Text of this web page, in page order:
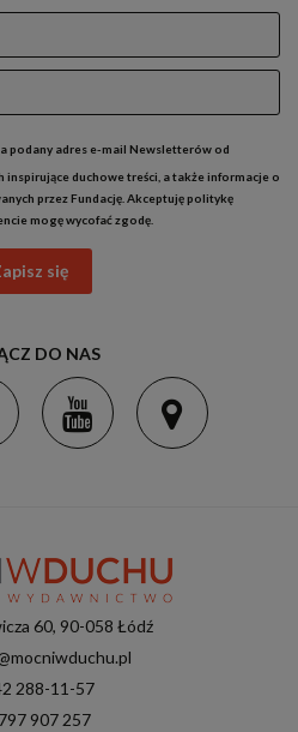
podany adres e-mail Newsletterów od
inspirujące duchowe treści, a także informacje o
przez Fundację. Akceptujępolitykę
mogę wycofać zgodę.
się
DO NAS
60, 90-058 Łódź
288-11-57
797 907 257